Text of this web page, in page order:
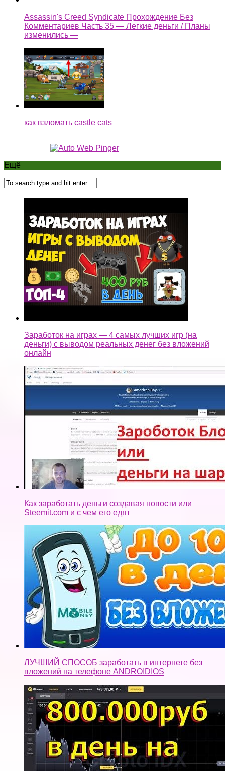
Assassin's Creed Syndicate Прохождение Без
Комментариев Часть 35 — Легкие деньги / Планы
изменились —
как взломать castle cats
Ещё
Заработок на играх — 4 самых лучших игр (на
деньги) с выводом реальных денег без вложений
онлайн
Как заработать деньги создавая новости или
Steemit.com и с чем его едят
ЛУЧШИЙ СПОСОБ заработать в интернете без
вложений на телефоне ANDROIDIOS